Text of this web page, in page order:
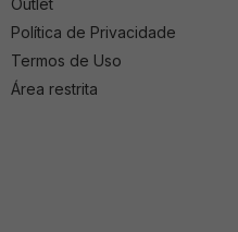
Outlet
Política de Privacidade
Termos de Uso
Área restrita